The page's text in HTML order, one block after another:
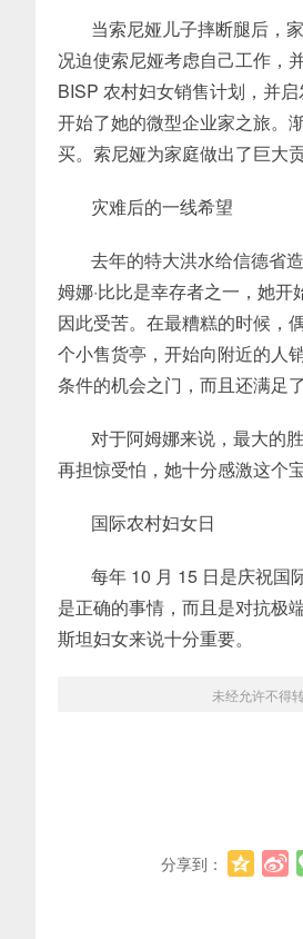
当索尼娅儿子摔断腿后，
况迫使索尼娅考虑自己工作，
BISP 农村妇女销售计划，并
开始了她的微型企业家之旅。
买。索尼娅为家庭做出了巨大
灾难后的一线希望
去年的特大洪水给信德省
姆娜·比比是幸存者之一，她
因此受苦。在最糟糕的时候，
个小售货亭，开始向附近的人
条件的机会之门，而且还满足
对于阿姆娜来说，最大的
再担惊受怕，她十分感激这个
国际农村妇女日
每年 10 月 15 日是庆祝国
是正确的事情，而且是对抗极
斯坦妇女来说十分重要。
未经允许不得
分享到：